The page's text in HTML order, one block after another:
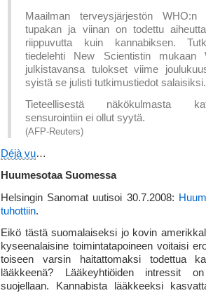
Maailman terveysjärjestön WHO:n
tupakan ja viinan on todettu
riippuvutta kuin kannabiksen.
tiedelehti New Scientistin mukaan
julkistavansa tulokset viime
syistä se julisti tutkimustiedot salaisiksi.
Tieteellisestä näkökulmasta
sensurointiin ei ollut syytä.
(AFP-Reuters)
Déjà vu…
Huumesotaa Suomessa
Helsingin Sanomat uutisoi 30.7.2008:
tuhottiin.
Eikö tästä suomalaiseksi jo kovin
kyseenalaisine toimintatapoineen voitaisi
toiseen varsin haitattomaksi todettua
lääkkeenä? Lääkeyhtiöiden intressit
suojellaan. Kannabista lääkkeeksi